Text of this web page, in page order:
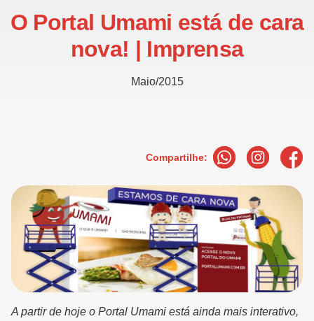
O Portal Umami está de cara
nova! | Imprensa
Maio/2015
Compartilhe:
A partir de hoje o Portal Umami está ainda mais interativo,